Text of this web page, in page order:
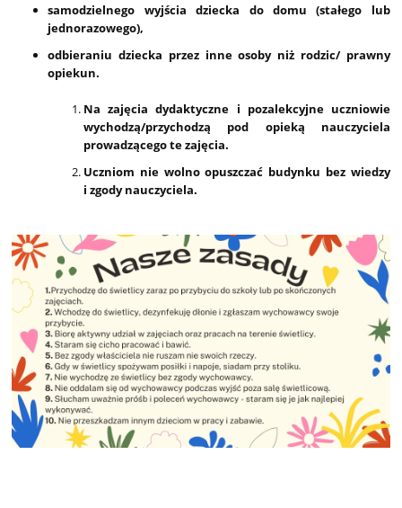
samodzielnego wyjścia dziecka do domu (stałego lub
jednorazowego),
odbieraniu dziecka przez inne osoby niż rodzic/ prawny
opiekun.
Na zajęcia dydaktyczne i pozalekcyjne uczniowie
wychodzą/przychodzą pod opieką nauczyciela
prowadzącego te zajęcia.
Uczniom nie wolno opuszczać budynku bez wiedzy
i zgody nauczyciela.